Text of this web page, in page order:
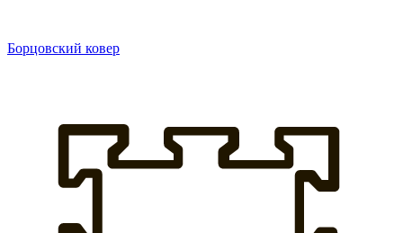
Борцовский ковер